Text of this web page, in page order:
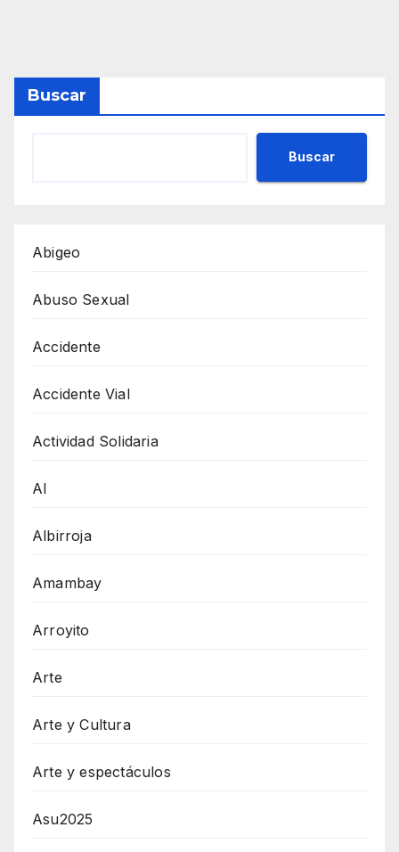
Buscar
Buscar
Abigeo
Abuso Sexual
Accidente
Accidente Vial
Actividad Solidaria
AI
Albirroja
Amambay
Arroyito
Arte
Arte y Cultura
Arte y espectáculos
Asu2025